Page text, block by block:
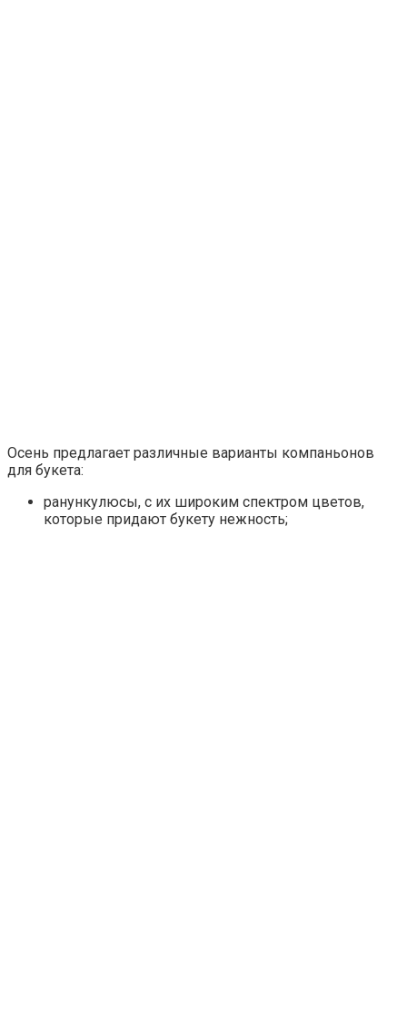
Осень предлагает различные варианты компаньонов
для букета:
ранункулюсы, с их широким спектром цветов,
которые придают букету нежность;